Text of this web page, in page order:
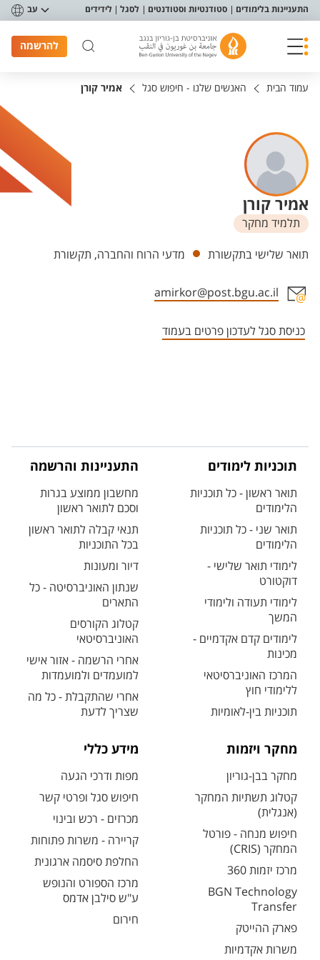
תפריט נגישות
התעניינות בלימודים סטודנטיות וסטודנטים לסגל לידידים עב
להרשמה
עמוד הבית האנשים שלנו - חיפוש סגל אמיר קורן
אמיר קורן
תלמיד מחקר
יחידות
תואר שלישי בתקשורת מדעי הרוח והחברה, תקשורת
amirkor@post.bgu.ac.il
כניסת סגל לעדכון פרטים בעמוד
תוכניות לימודים
תואר ראשון - כל תוכניות
הלימודים
תואר שני - כל תוכניות
הלימודים
לימודי תואר שלישי -
דוקטורט
לימודי תעודה ולימודי
המשך
לימודים קדם אקדמיים -
מכינות
המרכז האוניברסיטאי
ללימודי חוץ
תוכניות בין-לאומיות
התעניינות והרשמה
מחשבון ממוצע בגרות
וסכם לתואר ראשון
תנאי קבלה לתואר ראשון
בכל התוכניות
דיור ומעונות
שנתון האוניברסיטה - כל
התארים
קטלוג הקורסים
האוניברסיטאי
אחרי הרשמה - אזור אישי
למועמדים ולמועמדות
אחרי שהתקבלת - כל מה
שצריך לדעת
מחקר ויזמות
מחקר בבן-גוריון
קטלוג תשתיות המחקר
(אנגלית)
חיפוש מנחה - פורטל
המחקר (CRIS)
מרכז יזמות 360
BGN Technology
Transfer
פארק ההייטק
משרות אקדמיות
מידע כללי
מפות ודרכי הגעה
חיפוש סגל ופרטי קשר
מכרזים - רכש ובינוי
קריירה - משרות פתוחות
החלפת סיסמה ארגונית
מרכז הספורט והנופש
ע"ש סילבן אדמס
חירום